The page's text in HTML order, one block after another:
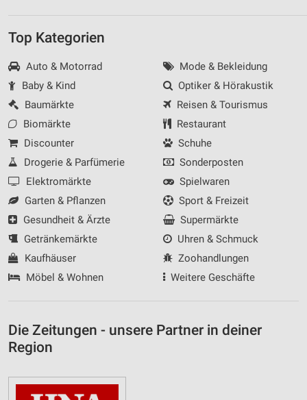
Top Kategorien
Auto & Motorrad
Baby & Kind
Baumärkte
Biomärkte
Discounter
Drogerie & Parfümerie
Elektromärkte
Garten & Pflanzen
Gesundheit & Ärzte
Getränkemärkte
Kaufhäuser
Möbel & Wohnen
Mode & Bekleidung
Optiker & Hörakustik
Reisen & Tourismus
Restaurant
Schuhe
Sonderposten
Spielwaren
Sport & Freizeit
Supermärkte
Uhren & Schmuck
Zoohandlungen
Weitere Geschäfte
Die Zeitungen - unsere Partner in deiner
Region